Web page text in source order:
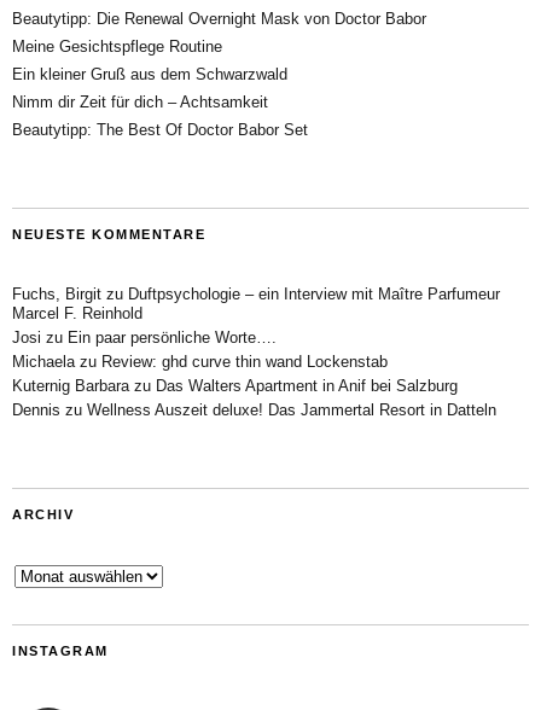
Beautytipp: Die Renewal Overnight Mask von Doctor Babor
Meine Gesichtspflege Routine
Ein kleiner Gruß aus dem Schwarzwald
Nimm dir Zeit für dich – Achtsamkeit
Beautytipp: The Best Of Doctor Babor Set
NEUESTE KOMMENTARE
Fuchs, Birgit zu Duftpsychologie – ein Interview mit Maître Parfumeur
Marcel F. Reinhold
Josi zu Ein paar persönliche Worte….
Michaela zu Review: ghd curve thin wand Lockenstab
Kuternig Barbara zu Das Walters Apartment in Anif bei Salzburg
Dennis zu Wellness Auszeit deluxe! Das Jammertal Resort in Datteln
ARCHIV
Archiv
INSTAGRAM